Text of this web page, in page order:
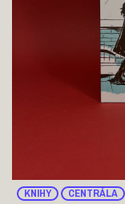
KNIHY CENTRÁLA